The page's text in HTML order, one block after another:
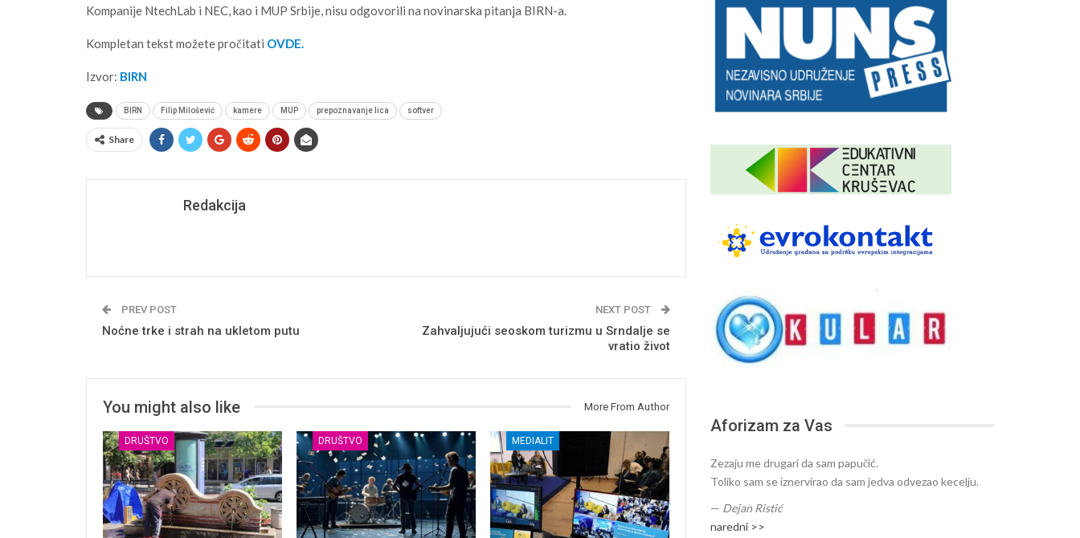
Kompanije NtechLab i NEC, kao i MUP Srbije, nisu odgovorili na novinarska pitanja BIRN-a.
Kompletan tekst možete pročitati OVDE.
Izvor: BIRN
BIRN Filip Milošević kamere MUP prepoznavanje lica softver
Share
Redakcija
PREV POST
Noćne trke i strah na ukletom putu
NEXT POST
Zahvaljujući seoskom turizmu u Srndalje se
vratio život
You might also like More From Author
DRUŠTVO DRUŠTVO MEDIALIT
Aforizam za Vas
Zezaju me drugari da sam papučić.
Toliko sam se iznervirao da sam jedva odvezao kecelju.
— Dejan Ristić
naredni >>